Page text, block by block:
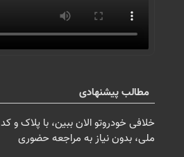
مطالب پیشنهادی
خلافی خودروتو الان ببین، با پلاک و کد
ملی، بدون نیاز به مراجعه حضوری